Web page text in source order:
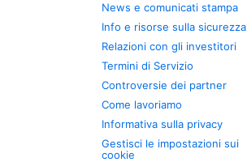
News e comunicati stampa
Info e risorse sulla sicurezza
Relazioni con gli investitori
Termini di Servizio
Controversie dei partner
Come lavoriamo
Informativa sulla privacy
Gestisci le impostazioni sui
cookie